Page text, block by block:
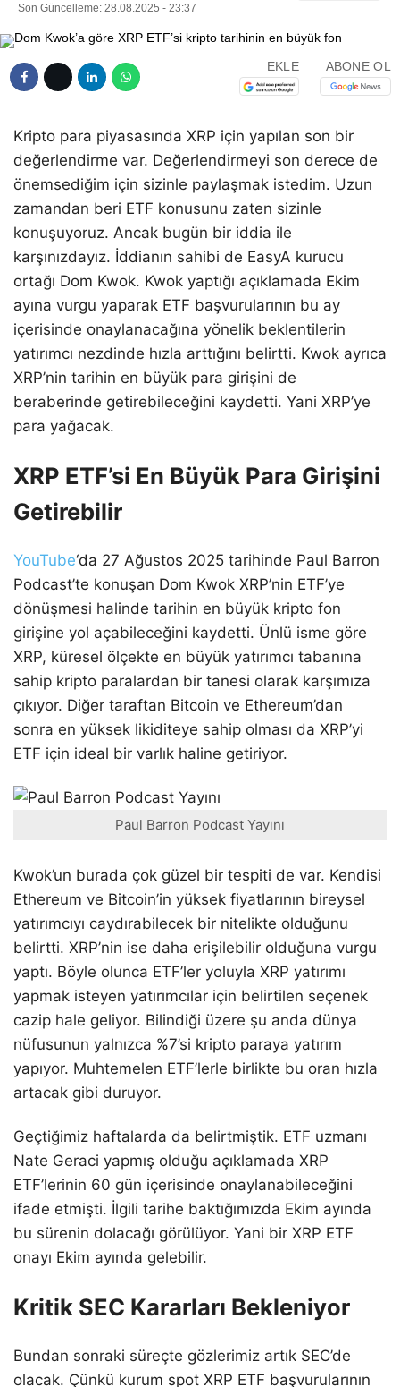
Son Güncelleme: 28.08.2025 - 23:37
EKLE ABONE OL
Kripto para piyasasında XRP için yapılan son bir
değerlendirme var. Değerlendirmeyi son derece de
önemsediğim için sizinle paylaşmak istedim. Uzun
zamandan beri ETF konusunu zaten sizinle
konuşuyoruz. Ancak bugün bir iddia ile
karşınızdayız. İddianın sahibi de EasyA kurucu
ortağı Dom Kwok. Kwok yaptığı açıklamada Ekim
ayına vurgu yaparak ETF başvurularının bu ay
içerisinde onaylanacağına yönelik beklentilerin
yatırımcı nezdinde hızla arttığını belirtti. Kwok ayrıca
XRP’nin tarihin en büyük para girişini de
beraberinde getirebileceğini kaydetti. Yani XRP’ye
para yağacak.
XRP ETF’si En Büyük Para Girişini
Getirebilir
YouTube‘da 27 Ağustos 2025 tarihinde Paul Barron
Podcast’te konuşan Dom Kwok XRP’nin ETF’ye
dönüşmesi halinde tarihin en büyük kripto fon
girişine yol açabileceğini kaydetti. Ünlü isme göre
XRP, küresel ölçekte en büyük yatırımcı tabanına
sahip kripto paralardan bir tanesi olarak karşımıza
çıkıyor. Diğer taraftan Bitcoin ve Ethereum’dan
sonra en yüksek likiditeye sahip olması da XRP’yi
ETF için ideal bir varlık haline getiriyor.
Paul Barron Podcast Yayını
Kwok’un burada çok güzel bir tespiti de var. Kendisi
Ethereum ve Bitcoin’in yüksek fiyatlarının bireysel
yatırımcıyı caydırabilecek bir nitelikte olduğunu
belirtti. XRP’nin ise daha erişilebilir olduğuna vurgu
yaptı. Böyle olunca ETF’ler yoluyla XRP yatırımı
yapmak isteyen yatırımcılar için belirtilen seçenek
cazip hale geliyor. Bilindiği üzere şu anda dünya
nüfusunun yalnızca %7’si kripto paraya yatırım
yapıyor. Muhtemelen ETF’lerle birlikte bu oran hızla
artacak gibi duruyor.
Geçtiğimiz haftalarda da belirtmiştik. ETF uzmanı
Nate Geraci yapmış olduğu açıklamada XRP
ETF’lerinin 60 gün içerisinde onaylanabileceğini
ifade etmişti. İlgili tarihe baktığımızda Ekim ayında
bu sürenin dolacağı görülüyor. Yani bir XRP ETF
onayı Ekim ayında gelebilir.
Kritik SEC Kararları Bekleniyor
Bundan sonraki süreçte gözlerimiz artık SEC’de
olacak. Çünkü kurum spot XRP ETF başvurularının